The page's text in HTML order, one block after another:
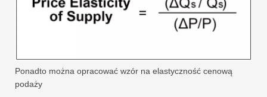
Ponadto można opracować wzór na elastyczność cenową
podaży